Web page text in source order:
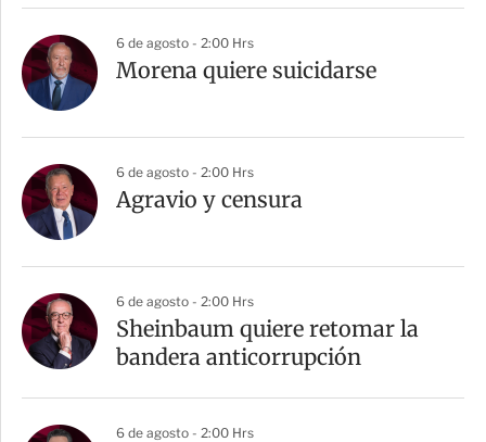
6 de agosto - 2:00 Hrs
Morena quiere suicidarse
6 de agosto - 2:00 Hrs
Agravio y censura
6 de agosto - 2:00 Hrs
Sheinbaum quiere retomar la
bandera anticorrupción
6 de agosto - 2:00 Hrs